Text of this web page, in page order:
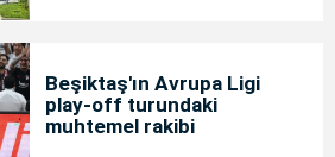
Beşiktaş'ın Avrupa Ligi
play-off turundaki
muhtemel rakibi